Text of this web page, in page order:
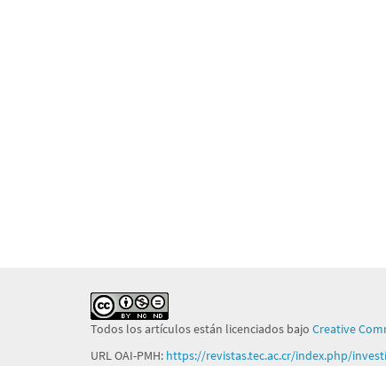
Todos los artículos están licenciados bajo Creative
URL OAI-PMH: https://revistas.tec.ac.cr/index.php/